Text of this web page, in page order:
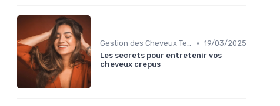
Gestion des Cheveux Texturés au Quotidien • 19/03/2025
Les secrets pour entretenir vos
cheveux crepus